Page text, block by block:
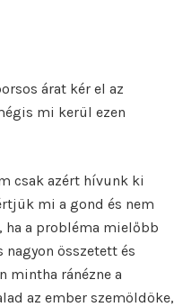
árat kér el az
mi kerül ezen
csak azért hívunk ki
mi a gond és nem
ha a probléma mielőbb
összetett és
mintha ránézne a
az ember szemöldöke,